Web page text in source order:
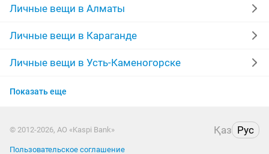
спецодежда джинсы
золотые цепочки свадебное платье
Личные вещи в Алматы
Личные вещи в Караганде
Личные вещи в Усть-Каменогорске
Личные вещи в Актобе
Личные вещи в Павлодаре
Показать еще
© 2012-2026, АО «Kaspi Bank» Қаз Рус
Пользовательское соглашение